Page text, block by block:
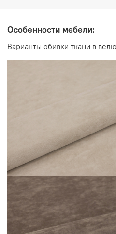
высота 860 мм
Спальное место:
Посадочное место: глубина
Высота подлокотников от
Материалы:
Особенности мебели:
Варианты обивки ткани в